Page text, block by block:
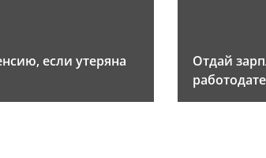
если утеряна
Отдай